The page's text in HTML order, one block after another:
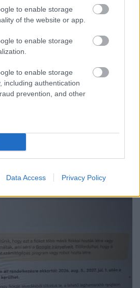
to enable storage
of the website or app.
to enable storage
to enable storage
including authentication
prevention, and other
Data Access Privacy Policy
AGYAGKATONÁKIG –
WORKSHOP ÉS
VÁRJA A LÁTOGATÓKAT A
idején ráadásul a Várkazamata